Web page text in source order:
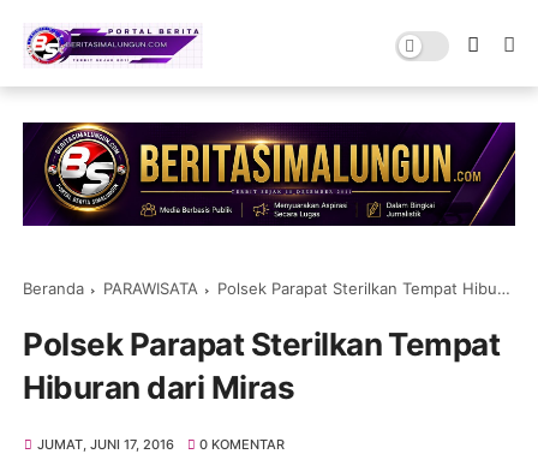
Beranda PARAWISATA Polsek Parapat Sterilkan Tempat Hiburan dari Miras
Polsek Parapat Sterilkan Tempat
Hiburan dari Miras
JUMAT, JUNI 17, 2016 0 KOMENTAR